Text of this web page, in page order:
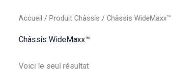
Accueil / Produit Châssis / Châssis WideMaxx™
Châssis WideMaxx™
Voici le seul résultat